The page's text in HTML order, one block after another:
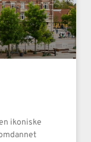
ikoniske